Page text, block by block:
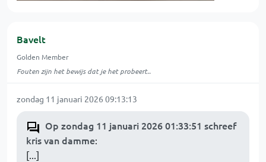
Bavelt
Golden Member
Fouten zijn het bewijs dat je het probeert..
zondag 11 januari 2026 09:13:13
Op zondag 11 januari 2026 01:33:51 schreef
kris van damme:
[...]